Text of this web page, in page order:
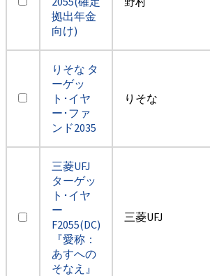
拠出年金
向け)
りそな タ
ーゲッ
ト･イヤ
ー･ファ
ンド2035
りそな
三菱UFJ
ターゲッ
ト･イヤ
ー
F2055(DC)
『愛称：
あすへの
そなえ』
三菱UFJ